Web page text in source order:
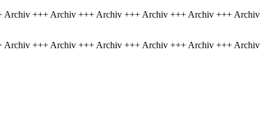
+++ Archiv +++ Archiv +++ Archiv +++ Archiv +++ Archiv
+++ Archiv +++ Archiv +++ Archiv +++ Archiv +++ Archiv